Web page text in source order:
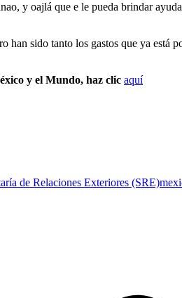
y oajlá que e le pueda brindar
sido tanto los gastos que ya
y el Mundo, haz clic aquí
de Relaciones Exteriores (SRE)